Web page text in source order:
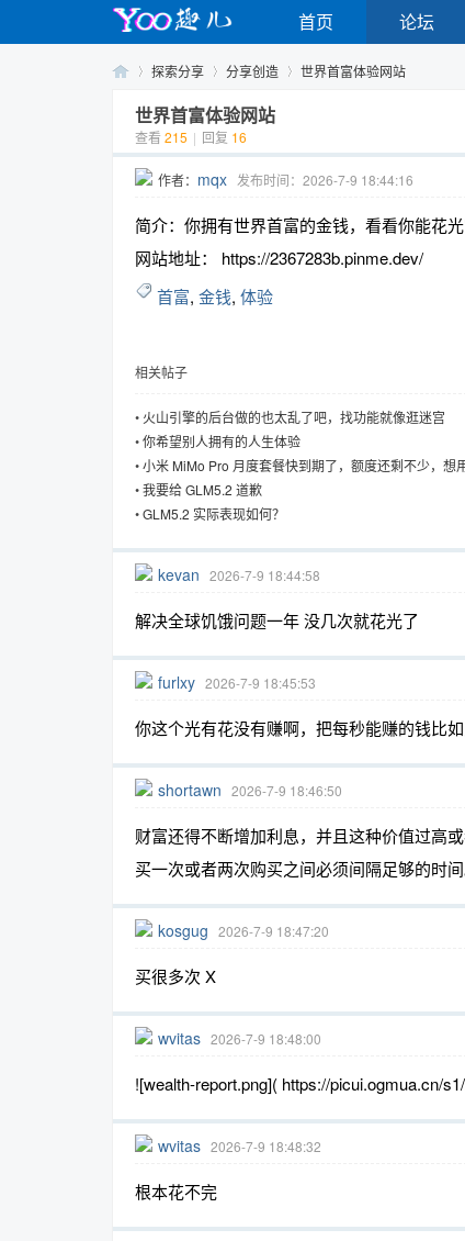
首页 论坛
探索分享 分享创造 世界首富体验网站
世界首富体验网站
查看 215 | 回复 16
作者： mqx 发布时间：2026-7-9 18:44:16
简介：你拥有世界首富的金钱，看看你能花
网站地址： https://2367283b.pinme.dev/
首富, 金钱, 体验
相关帖子
• 火山引擎的后台做的也太乱了吧，找功能就像逛迷宫
•你希望别人拥有的人生体验
•小米 MiMo Pro 月度套餐快到期了，额度还剩不少，想
•我要给 GLM5.2 道歉
•GLM5.2 实际表现如何？
kevan 2026-7-9 18:44:58
解决全球饥饿问题一年 没几次就花光了
furlxy 2026-7-9 18:45:53
你这个光有花没有赚啊，把每秒能赚的钱比
shortawn 2026-7-9 18:46:50
财富还得不断增加利息，并且这种价值过高
买一次或者两次购买之间必须间隔足够的时间
kosgug 2026-7-9 18:47:20
买很多次 X
wvitas 2026-7-9 18:48:00
![wealth-report.png]( https://picui.ogmua.cn/
wvitas 2026-7-9 18:48:32
根本花不完